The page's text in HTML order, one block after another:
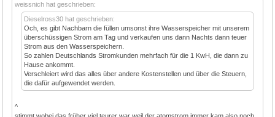
weissnich hat geschrieben:
Dieselross30 hat geschrieben:
Och, es gibt Nachbarn die füllen umsonst ihre Wasserspeicher mit unserem
überschüssigen Strom am Tag und verkaufen uns dann Nachts dann teuer
Strom aus den Wasserspeichern.
So zahlen Deutschlands Stromkunden mehrfach für die 1 KwH, die dann zu
Hause ankommt.
Verschleiert wird das alles über andere Kostenstellen und über die Steuern,
die dafür aufgewendet werden.
^